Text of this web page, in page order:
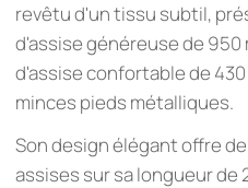
revêtu d'un tissu subtil,
d'assise généreuse de
d'assise confortable de
minces pieds métalliques.
Son design élégant offre
assises sur sa longueur de